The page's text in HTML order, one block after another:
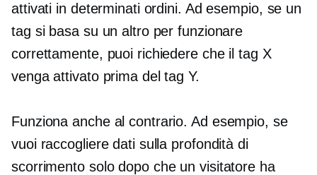
attivati ​​in determinati ordini. Ad esempio, se un
tag si basa su un altro per funzionare
correttamente, puoi richiedere che il tag X
venga attivato prima del tag Y.
Funziona anche al contrario. Ad esempio, se
vuoi raccogliere dati sulla profondità di
scorrimento solo dopo che un visitatore ha